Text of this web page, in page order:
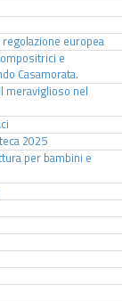
regolazione europea
e
Casamorata.
meraviglioso nel
2025
per bambini e